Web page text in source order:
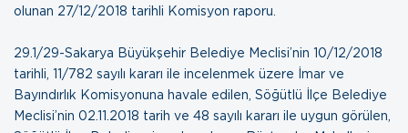
olunan 27/12/2018 tarihli Komisyon raporu
29.1/29-Sakarya Büyükşehir Belediye Meclisi’nin 10/12/2018
tarihli, 11/782 sayılı kararı ile incelenmek üzere İmar ve
Bayındırlık Komisyonuna havale edilen, Söğütlü İlçe Belediye
Meclisi’nin 02.11.2018 tarih ve 48 sayılı kararı ile uygun görülen,